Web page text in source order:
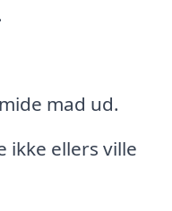
mad ud.
ikke ellers ville